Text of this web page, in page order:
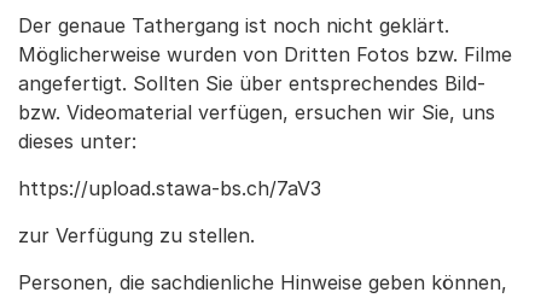
Der genaue Tathergang ist noch nicht geklärt.
Möglicherweise wurden von Dritten Fotos bzw. Filme
angefertigt. Sollten Sie über entsprechendes Bild-
bzw. Videomaterial verfügen, ersuchen wir Sie, uns
dieses unter:
https://upload.stawa-bs.ch/7aV3
zur Verfügung zu stellen.
Personen, die sachdienliche Hinweise geben können,